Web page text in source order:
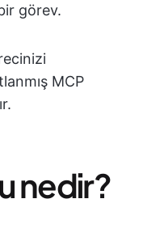
görev.
MCP
nedir?